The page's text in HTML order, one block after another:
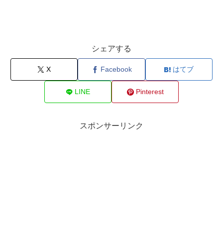
シェアする
X Facebook はてブ
LINE Pinterest
スポンサーリンク